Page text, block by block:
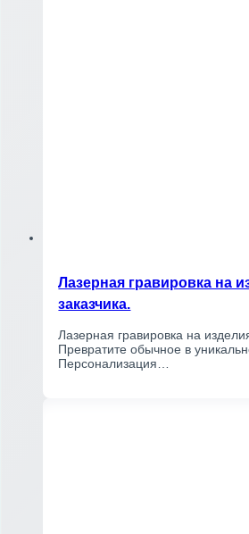
Лазерная гравировка на
заказчика.
Лазерная гравировка на
Превратите обычное в
Персонализация…